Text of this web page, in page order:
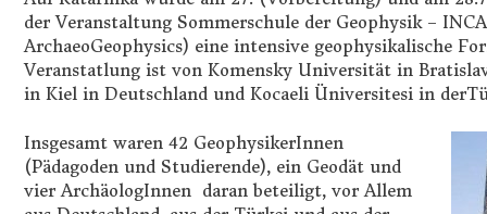
der Veranstaltung Sommerschule der Geophysik –
ArchaeoGeophysics) eine intensive geophysikalische
Veranstatlung ist von Komensky Universität in
in Kiel in Deutschland und Kocaeli Üniversitesi in
Insgesamt waren 42 GeophysikerInnen
(Pädagoden und Studierende), ein Geodät und
vier ArchäologInnen daran beteiligt, vor Allem